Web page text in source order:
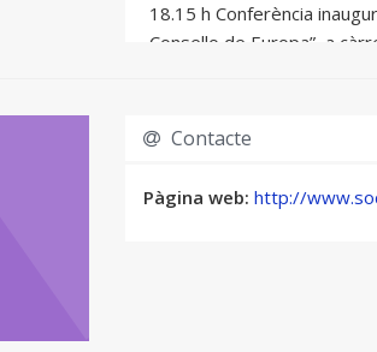
18.15 h Conferència
Consello de Europa”, a
19.30 h Visita guiada de
Presenta: Vicent Romans,
Valencià
Contacte
Pàgina web: http://